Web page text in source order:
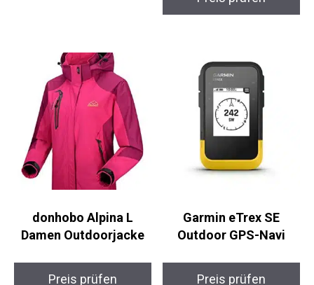
Scheinwerferlampe
Preis prüfen
donhobo Alpina L
Garmin eTrex SE